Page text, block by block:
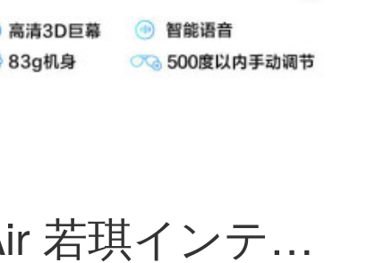
ROKID Air 若琪インテリジェントメガネ ARメガネ スマホコンピューター投屏メガネ非VR マシン折叠ゲーム3D观影大画面表示器 Rokid Air 宝石红